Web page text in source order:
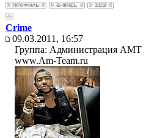
Crime
09.03.2011, 16:57
Группа: Администрация AMT
www.Am-Team.ru